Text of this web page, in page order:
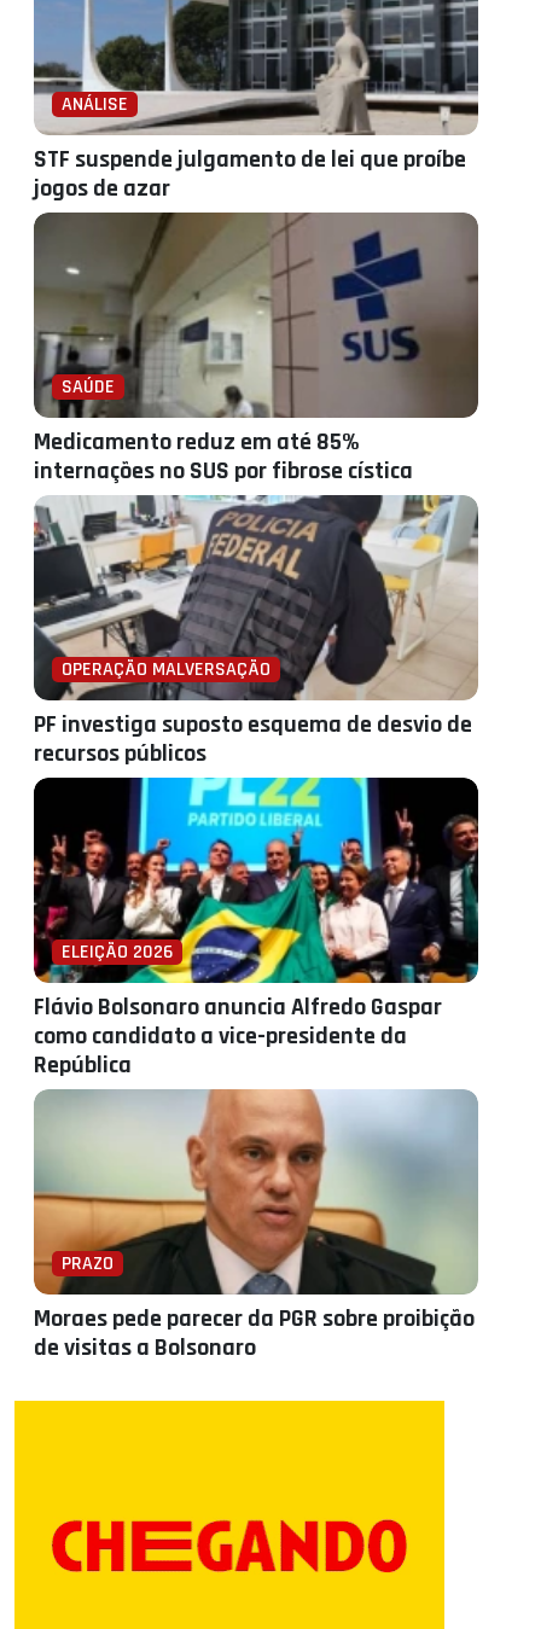
ANÁLISE
STF suspende julgamento de lei que proíbe
jogos de azar
SAÚDE
Medicamento reduz em até 85%
internações no SUS por fibrose cística
OPERAÇÃO MALVERSAÇÃO
PF investiga suposto esquema de desvio de
recursos públicos
ELEIÇÃO 2026
Flávio Bolsonaro anuncia Alfredo Gaspar
como candidato a vice-presidente da
República
PRAZO
Moraes pede parecer da PGR sobre proibição
de visitas a Bolsonaro